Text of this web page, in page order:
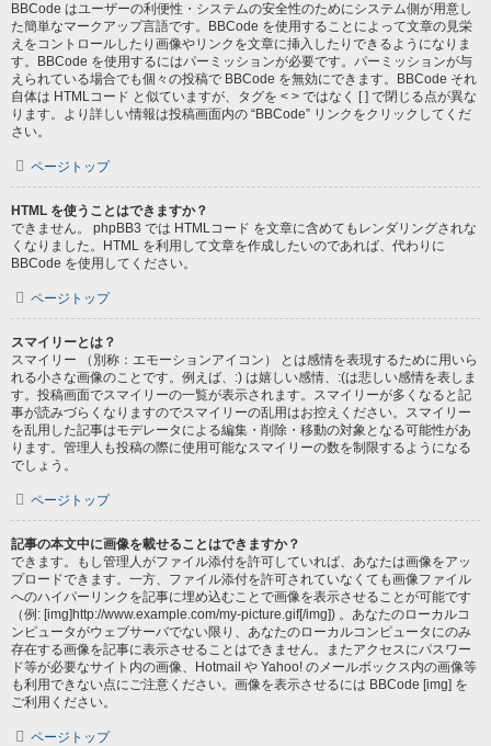
BBCode はユーザーの利便性・システムの安全性のためにシステム側が用意し
た簡単なマークアップ言語です。BBCode を使用することによって文章の見栄
えをコントロールしたり画像やリンクを文章に挿入したりできるようになりま
す。BBCode を使用するにはパーミッションが必要です。パーミッションが与
えられている場合でも個々の投稿で BBCode を無効にできます。BBCode それ
自体は HTMLコード と似ていますが、タグを < > ではなく [ ] で閉じる点が異な
ります。より詳しい情報は投稿画面内の “BBCode” リンクをクリックしてくだ
さい。
ページトップ
HTML を使うことはできますか？
できません。 phpBB3 では HTMLコード を文章に含めてもレンダリングされな
くなりました。HTML を利用して文章を作成したいのであれば、代わりに
BBCode を使用してください。
ページトップ
スマイリーとは？
スマイリー （別称：エモーションアイコン） とは感情を表現するために用いら
れる小さな画像のことです。例えば、:) は嬉しい感情、:(は悲しい感情を表しま
す。投稿画面でスマイリーの一覧が表示されます。スマイリーが多くなると記
事が読みづらくなりますのでスマイリーの乱用はお控えください。スマイリー
を乱用した記事はモデレータによる編集・削除・移動の対象となる可能性があ
ります。管理人も投稿の際に使用可能なスマイリーの数を制限するようになる
でしょう。
ページトップ
記事の本文中に画像を載せることはできますか？
できます。もし管理人がファイル添付を許可していれば、あなたは画像をアッ
プロードできます。一方、ファイル添付を許可されていなくても画像ファイル
へのハイパーリンクを記事に埋め込むことで画像を表示させることが可能です
（例: [img]http://www.example.com/my-picture.gif[/img]) 。あなたのローカルコ
ンピュータがウェブサーバでない限り、あなたのローカルコンピュータにのみ
存在する画像を記事に表示させることはできません。またアクセスにパスワー
ド等が必要なサイト内の画像、Hotmail や Yahoo! のメールボックス内の画像等
も利用できない点にご注意ください。画像を表示させるには BBCode [img] を
ご利用ください。
ページトップ